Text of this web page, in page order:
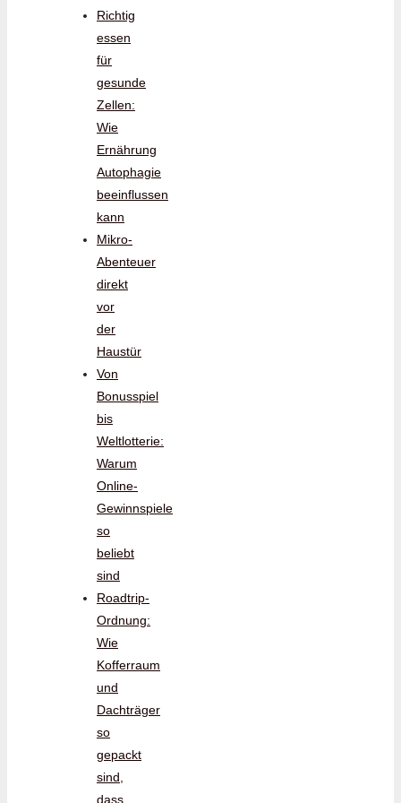
Richtig
essen
für
gesunde
Zellen:
Wie
Ernährung
Autophagie
beeinflussen
kann
Mikro-
Abenteuer
direkt
vor
der
Haustür
Von
Bonusspiel
bis
Weltlotterie:
Warum
Online-
Gewinnspiele
so
beliebt
sind
Roadtrip-
Ordnung:
Wie
Kofferraum
und
Dachträger
so
gepackt
sind,
dass